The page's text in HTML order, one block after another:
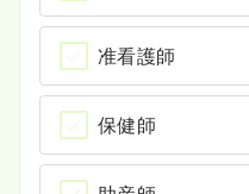
准看護師
保健師